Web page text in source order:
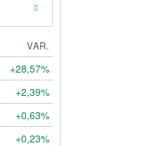
VAR.
+28,57%
+2,39%
+0,63%
+0,23%